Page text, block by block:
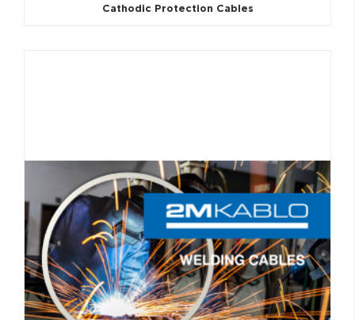
Cathodic Protection Cables